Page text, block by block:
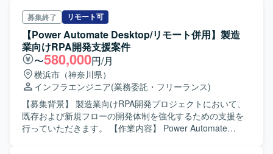
Server、Red Hat 系 OS、Oracle データベース、HULFT、
Pacemaker、Postfix、squid、Zabbix、Cacti、JP1/AJS3、
Cisco Secure Network Analytics、ThousandEyes、CSLU、
rsyslog、Veeam Backup & Replication、HYCU for M365 な
どを利用したインフラ環境です。
しながら、チーム内で円滑にコミュニケーションを取り、
主体的に課題解決へ動ける方が望ましいです。 【ポジショ
ンの魅力】 銀行系システムという重要度の高いインフラ基
盤において、AIXやRHEL、WASを対象とした大規模TL
Updateおよび脆弱性対応に携わることができます。パッチ
適用プロセスの標準化から自動化環境の構築まで関与でき
るため、インフラ運用・セキュリティ対応の実務経験を幅
広く積むことができます。 【開発環境】 AIX 7.2 TL2から
TL5へのアップデート環境で、PowerHAによるクラスタ構
成が組まれたサーバ群を扱います。ミドルウェアとして
Netcool/OMNIbusやJP1などが導入されており、AIX／
Terraformコードを用いたGoogleCloud環境の構築・検証・
調整、バックエンド開発、メッセージング基盤（MQTT
Broker）との連携処理の実装など、基盤構築と初期のコア
実装にフォーカスして対応いただきます。 【求める人物
像】 クラウドネイティブなアーキテクチャへの関心が高
く、新しい技術やサービスに対して主体的にキャッチアッ
プしながら取り組める方を求めています。また、インフラ
とアプリケーションの両面に跨るタスクに柔軟に対応し、
チームと協調しながら着実に作業を進められる方が望まし
いです。 【ポジションの魅力】 GoogleCloudを中心とした
募集終了 リモート可
【Power Automate Desktop/リモート併用】製造
業向けRPA開発支援案件
〜580,000円/月
横浜市（神奈川県）
インフラエンジニア(業務委託・フリーランス)
【募集背景】 製造業向けRPA開発プロジェクトにおいて、
既存および新規フローの開発体制を強化するための支援を
行っていただきます。 【作業内容】 Power Automate